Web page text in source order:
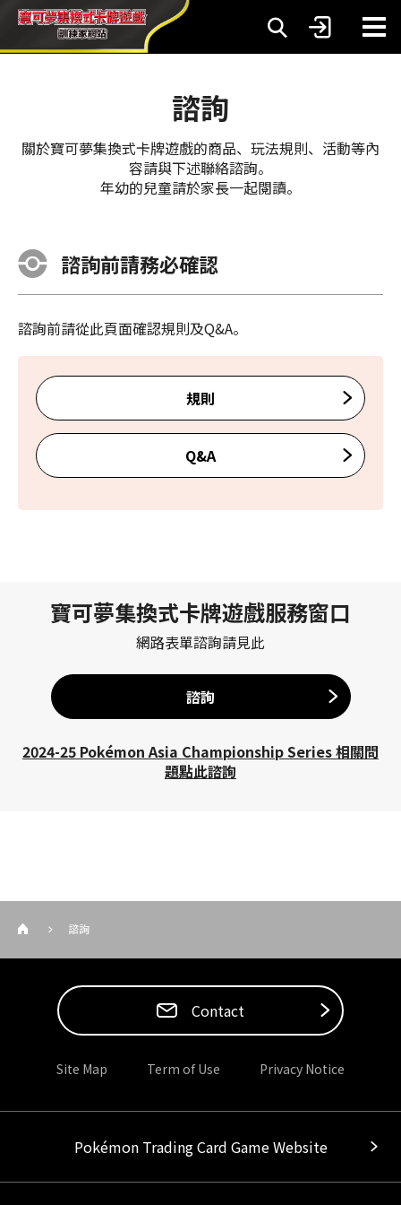
諮詢
關於寶可夢集換式卡牌遊戲的商品、玩法規則、活動等內
容請與下述聯絡諮詢。
年幼的兒童請於家長一起閱讀。
諮詢前請務必確認
諮詢前請從此頁面確認規則及Q&A。
規則
Q&A
寶可夢集換式卡牌遊戲服務窗口
網路表單諮詢請見此
諮詢
2024-25 Pokémon Asia Championship Series 相關問
題點此諮詢
諮詢
Contact
Site Map Term of Use Privacy Notice
Pokémon Trading Card Game Website